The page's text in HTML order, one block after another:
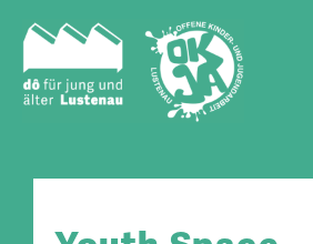
Inhalt
springen